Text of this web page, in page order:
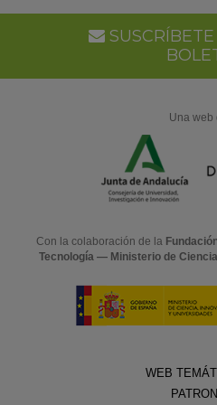
Una web
Con la colaboración de la
Tecnología — Ministerio de
WEB